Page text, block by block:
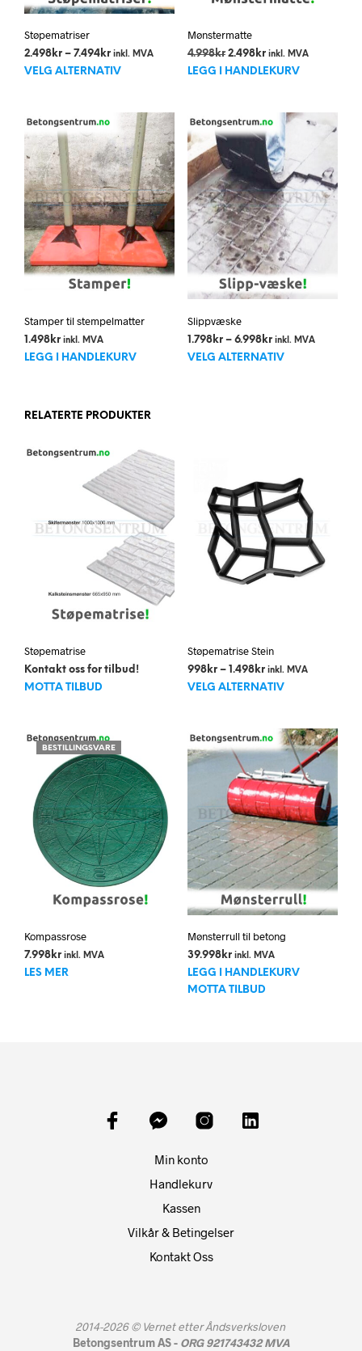
Støpematriser
2.498 kr – 7.494 krPrisområde:
2.498kr
inkl. MVA
VELG ALTERNATIV
Dette
flere
varianter.
Alternativene
kan
velges
på
produktsiden
Mønstermatte
4.998kr Opprinnelig
pris
2.498krNåværende
pris
inkl. MVA
LEGG I HANDLEKURV
Stamper til stempelmatter
1.498 kr inkl. MVA
LEGG I HANDLEKURV
Slippvæske
1.798kr – 6.998krPrisområde:
1.798kr
inkl. MVA
VELG ALTERNATIV
RELATERTE PRODUKTER
Støpematrise
Kontakt oss for tilbud!
MOTTA TILBUD
Støpematrise Stein
998kr – 1.498krPrisområde:
998kr
inkl. MVA
VELG ALTERNATIV
flere
på
BESTILLINGSVARE
Kompassrose
7.998 kr inkl. MVA
LES MER
Mønsterrull til betong
39.998kr inkl. MVA
LEGG I HANDLEKURV
MOTTA TILBUD
Min konto
Handlekurv
Kassen
Vilkår & Betingelser
Kontakt Oss
2014-2026 © Vernet etter Åndsverksloven
Betongsentrum AS - ORG 921743432 MVA